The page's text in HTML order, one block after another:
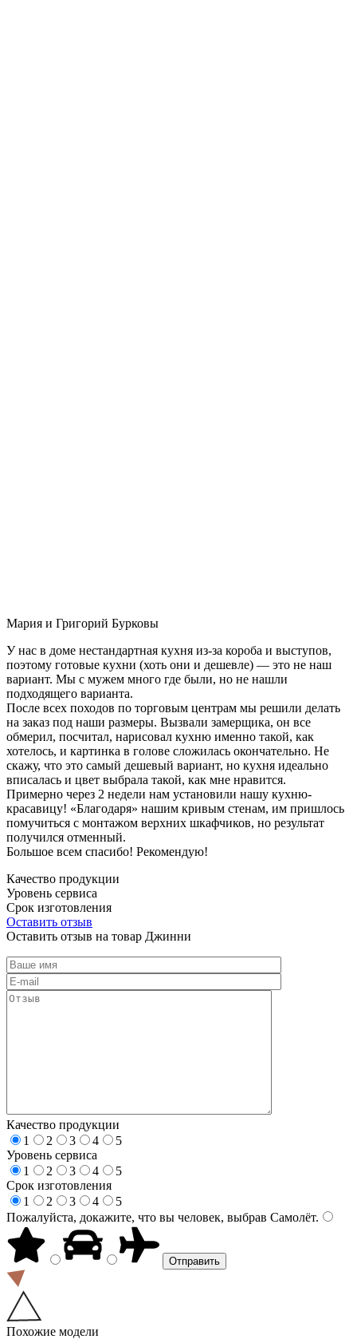
Мария и Григорий Бурковы
У нас в доме нестандартная кухня из-за короба и выступов,
поэтому готовые кухни (хоть они и дешевле) — это не наш
вариант. Мы с мужем много где были, но не нашли
подходящего варианта.
После всех походов по торговым центрам мы решили делать
на заказ под наши размеры. Вызвали замерщика, он все
обмерил, посчитал, нарисовал кухню именно такой, как
хотелось, и картинка в голове сложилась окончательно. Не
скажу, что это самый дешевый вариант, но кухня идеально
вписалась и цвет выбрала такой, как мне нравится.
Примерно через 2 недели нам установили нашу кухню-
красавицу! «Благодаря» нашим кривым стенам, им пришлось
помучиться с монтажом верхних шкафчиков, но результат
получился отменный.
Большое всем спасибо! Рекомендую!
Качество продукции
Уровень сервиса
Срок изготовления
Оставить отзыв
Оставить отзыв на товар Джинни
Качество продукции
1
2 3 4
5
Уровень сервиса
1
2 3 4
5
Срок изготовления
1
2 3 4
5
Пожалуйста, докажите, что вы человек, выбрав Самолёт.
Похожие модели